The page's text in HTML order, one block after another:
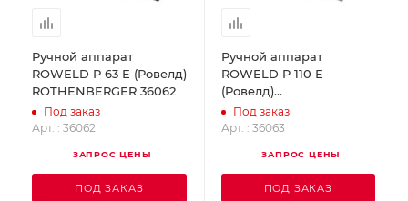
Ручной аппарат
ROWELD Р 63 Е (Ровелд)
ROTHENBERGER 36062
Под заказ
Арт. : 36062
ЗАПРОС ЦЕНЫ
ПОД ЗАКАЗ
Ручной аппарат
ROWELD P 110 Е
(Ровелд)
ROTHENBERGER 36063
Под заказ
Арт. : 36063
ЗАПРОС ЦЕНЫ
ПОД ЗАКАЗ